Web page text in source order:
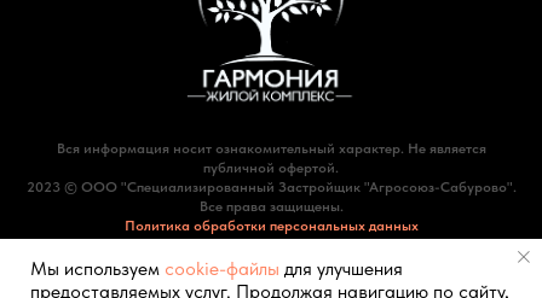
Вся информация носит ознакомительный характер. Не является
публичной офертой.
2023 © ООО "Специализированный Застройщик "Агросоюз-Сабурово".
Все права защищены.
Политика обработки персональных данных
Мы используем cookie-файлы для улучшения
предоставляемых услуг. Продолжая навигацию по сайту,